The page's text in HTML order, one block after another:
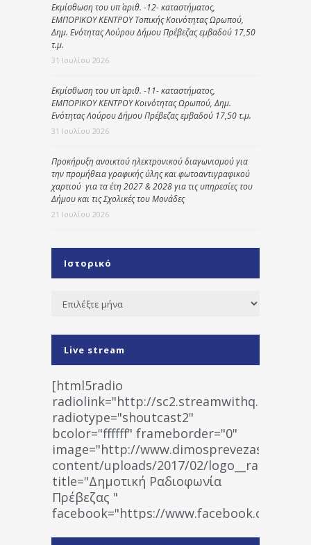
Εκμίσθωση του υπ΄ αριθ. -12- καταστήματος,
ΕΜΠΟΡΙΚΟΥ ΚΕΝΤΡΟΥ Τοπικής Κοινότητας Ωρωπού,
Δημ. Ενότητας Λούρου Δήμου Πρέβεζας εμβαδού 17,50
τ.μ.
31 Ιουλίου 2026
Εκμίσθωση του υπ΄ αριθ. -11- καταστήματος,
ΕΜΠΟΡΙΚΟΥ ΚΕΝΤΡΟΥ Κοινότητας Ωρωπού, Δημ.
Ενότητας Λούρου Δήμου Πρέβεζας εμβαδού 17,50 τ.μ.
31 Ιουλίου 2026
Προκήρυξη ανοικτού ηλεκτρονικού διαγωνισμού για
την προμήθεια γραφικής ύλης και φωτοαντιγραφικού
χαρτιού για τα έτη 2027 & 2028 για τις υπηρεσίες του
Δήμου και τις Σχολικές του Μονάδες
21 Ιουλίου 2026
Ιστορικό
Ιστορικό
Live stream
[html5radio
radiolink="http://
radiotype="shoutcast2"
bcolor="ffffff" frameborder="0"
image="http://www.dimosprevezas.gr/wp-
content/uploads/2017/02/
title="Δημοτική Ραδιοφωνία
Πρέβεζας "
facebook="https://www.facebook.com/